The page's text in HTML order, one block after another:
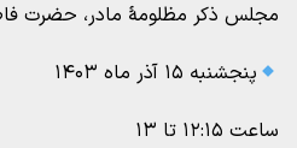
مجلس ذکر مظلومۀ مادر، حضرت
پنجشنبه ۱۵ آذر ماه ۱۴۰۳
ساعت ۱۲:۱۵ تا ۱۳